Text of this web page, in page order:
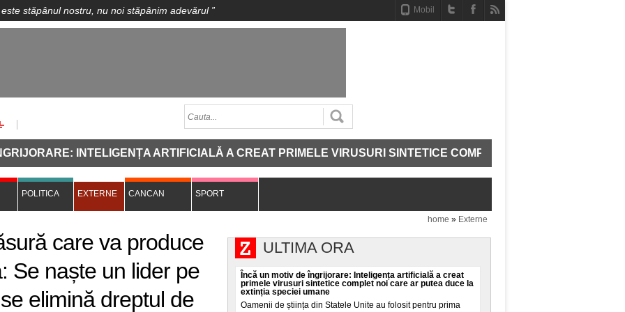
Mobil
stăpânul nostru, nu noi stăpânim adevărul”
INTELIGENȚA ARTIFICIALĂ A CREAT PRIMELE VIRUSURI SINTETICE COMPLET NOI CARE AR PUTEA DUCE
POLITICA EXTERNE CANCAN SPORT
home » Externe
care va produce
Se naște un lider pe
elimină dreptul de
ULTIMA ORA
Încă un motiv de îngrijorare: Inteligența artificială a creat
primele virusuri sintetice complet noi care ar putea duce la
extinția speciei umane
Oamenii de știința din Statele Unite au folosit pentru prima